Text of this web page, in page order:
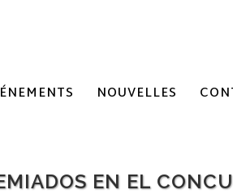
NOUVELLES
EN EL